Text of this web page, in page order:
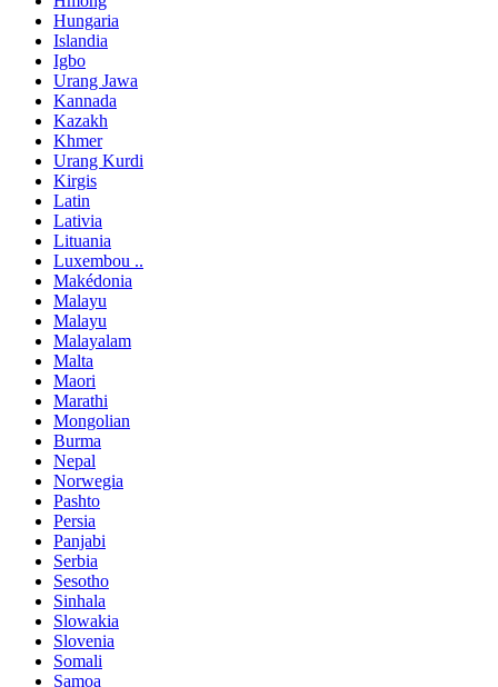
Hungaria
Islandia
Igbo
Urang Jawa
Kannada
Kazakh
Khmer
Urang Kurdi
Kirgis
Latin
Lativia
Lituania
Luxembou ..
Makédonia
Malayu
Malayu
Malayalam
Malta
Maori
Marathi
Mongolian
Burma
Nepal
Norwegia
Pashto
Persia
Panjabi
Serbia
Sesotho
Sinhala
Slowakia
Slovenia
Somali
Samoa